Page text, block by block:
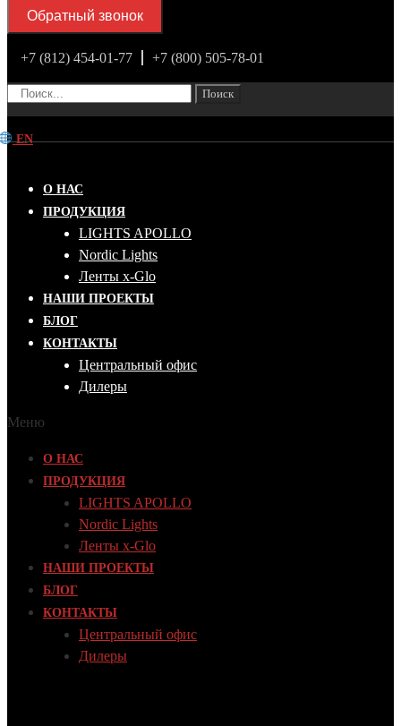
Обратный звонок
+7 (812) 454-01-77 +7 (800) 505-78-01
Поиск
EN
О НАС
ПРОДУКЦИЯ
LIGHTS APOLLO
Nordic Lights
Ленты x-Glo
НАШИ ПРОЕКТЫ
БЛОГ
КОНТАКТЫ
Центральный офис
Дилеры
Меню
О НАС
ПРОДУКЦИЯ
LIGHTS APOLLO
Nordic Lights
Ленты x-Glo
НАШИ ПРОЕКТЫ
БЛОГ
КОНТАКТЫ
Центральный офис
Дилеры